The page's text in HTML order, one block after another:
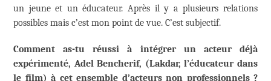
un jeune et un éducateur. Après il y a plusieurs relations
possibles mais c’est mon point de vue. C’est subjectif.
Comment as-tu réussi à intégrer un acteur déjà
expérimenté, Adel Bencherif, (Lakdar, l’éducateur dans
le film) à cet ensemble d’acteurs non professionnels ?